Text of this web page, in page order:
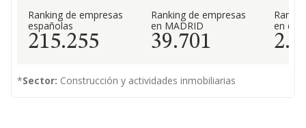
Ranking de empresas
españolas
215.255
Ranking de empresas
en MADRID
39.701
en el
*Sector: Construcción y actividades inmobiliarias